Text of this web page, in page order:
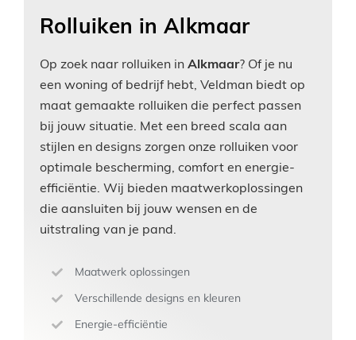
Rolluiken in Alkmaar
Op zoek naar rolluiken inAlkmaar? Of je nu
een woning of bedrijf hebt, Veldman biedt op
maat gemaakte rolluiken die perfect passen
bij jouw situatie. Met een breed scala aan
stijlen en designs zorgen onze rolluiken voor
optimale bescherming, comfort en energie-
efficiëntie. Wij bieden maatwerkoplossingen
die aansluiten bij jouw wensen en de
uitstraling van je pand.
Maatwerk oplossingen
Verschillende designs en kleuren
Energie-efficiëntie